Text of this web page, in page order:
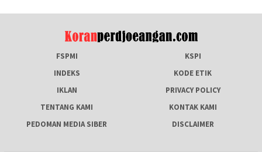
FSPMI
KSPI
INDEKS
KODE ETIK
IKLAN
PRIVACY POLICY
TENTANG KAMI
KONTAK KAMI
PEDOMAN MEDIA SIBER
DISCLAIMER